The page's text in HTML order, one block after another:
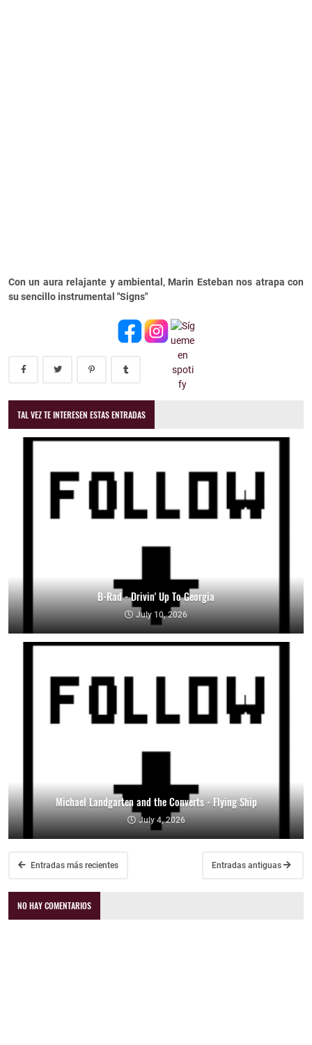
Con un aura relajante y ambiental, Marin Esteban nos atrapa con
su sencillo instrumental "Signs"
TAL VEZ TE INTERESEN ESTAS ENTRADAS
B-Rad - Drivin' Up To Georgia
July 10, 2026
Michael Landgarten and the Converts - Flying Ship
July 4, 2026
Entradas más recientes Entradas antiguas
NO HAY COMENTARIOS